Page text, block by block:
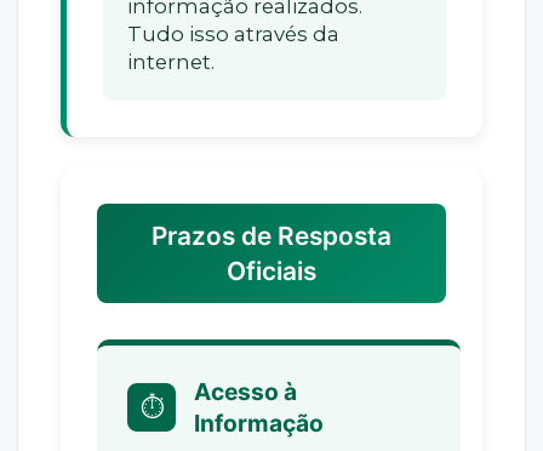
informação realizados.
Tudo isso através da
internet.
Prazos de Resposta
Oficiais
⏱️
Acesso à
Informação